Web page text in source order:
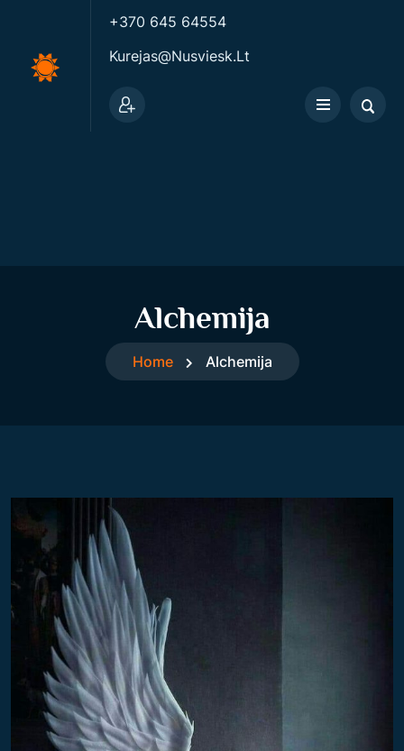
+370 645 64554
Kurejas@nusviesk.lt
Alchemija
Home Alchemija